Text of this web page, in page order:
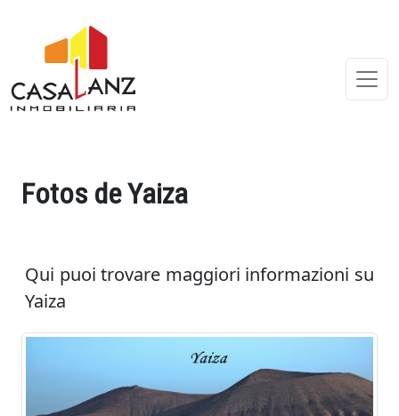
Fotos de Yaiza
Qui puoi trovare maggiori informazioni su
Yaiza